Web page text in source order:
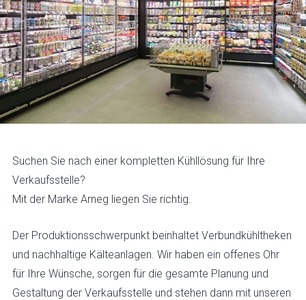
Suchen Sie nach einer kompletten Kühllösung für Ihre
Verkaufsstelle?
Mit der Marke Arneg liegen Sie richtig.
Der Produktionsschwerpunkt beinhaltet Verbundkühltheken
und nachhaltige Kälteanlagen. Wir haben ein offenes Ohr
für Ihre Wünsche, sorgen für die gesamte Planung und
Gestaltung der Verkaufsstelle und stehen dann mit unseren